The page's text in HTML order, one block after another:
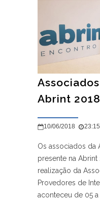
Abrint
10/06/2018 23:15
Os associados da
presente na
realização da
Provedores de
aconteceu de 05